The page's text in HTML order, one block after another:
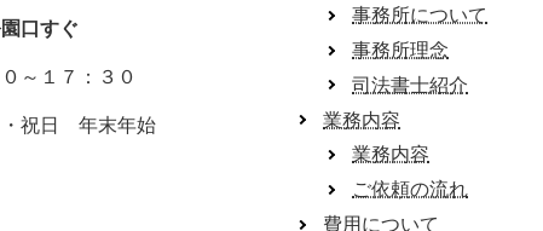
口すぐ
～１７：３０
祝日 年末年始
事務所について
事務所理念
司法書士紹介
業務内容
業務内容
ご依頼の流れ
費用について